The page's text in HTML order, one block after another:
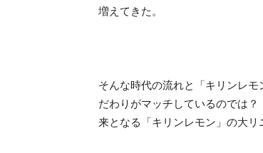
増えてきた。
そんな時代の流れと「キリンレ
だわりがマッチしているのでは
来となる「キリンレモン」の大リ